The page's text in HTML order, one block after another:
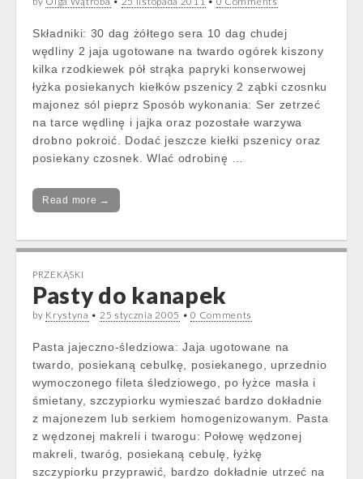
Składniki: 30 dag żółtego sera 10 dag chudej
wędliny 2 jaja ugotowane na twardo ogórek kiszony
kilka rzodkiewek pół strąka papryki konserwowej
łyżka posiekanych kiełków pszenicy 2 ząbki czosnku
majonez sól pieprz Sposób wykonania: Ser zetrzeć
na tarce wędlinę i jajka oraz pozostałe warzywa
drobno pokroić. Dodać jeszcze kiełki pszenicy oraz
posiekany czosnek. Wlać odrobinę …
Read more →
PRZEKĄSKI
Pasty do kanapek
by Krystyna • 25 stycznia 2005 •0 Comments
Pasta jajeczno-śledziowa: Jaja ugotowane na
twardo, posiekaną cebulkę, posiekanego, uprzednio
wymoczonego fileta śledziowego, po łyżce masła i
śmietany, szczypiorku wymieszać bardzo dokładnie
z majonezem lub serkiem homogenizowanym. Pasta
z wędzonej makreli i twarogu: Połowę wędzonej
makreli, twaróg, posiekaną cebulę, łyżkę
szczypiorku przyprawić, bardzo dokładnie utrzeć na